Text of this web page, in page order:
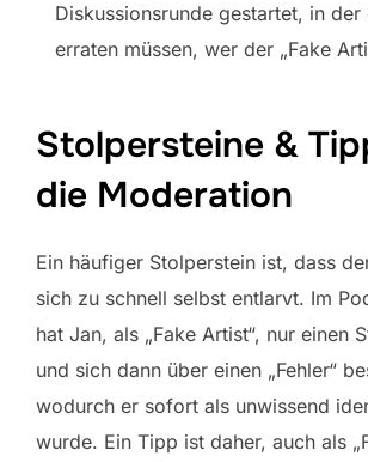
Diskussionsrunde gestartet, in der
erraten müssen, wer der „Fake
Stolpersteine &
die Moderation
Ein häufiger Stolperstein ist, dass
sich zu schnell selbst entlarvt. Im
hat Jan, als „Fake Artist“, nur einen
und sich dann über einen „Fehler“
wodurch er sofort als unwissend
wurde. Ein Tipp ist daher, auch als